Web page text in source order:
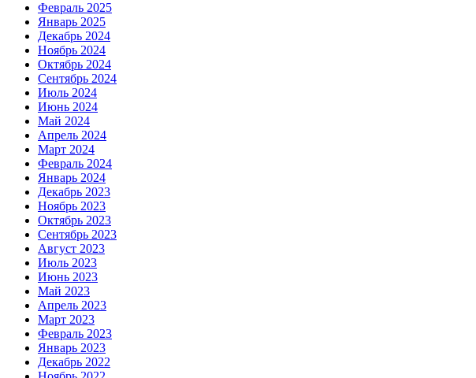
Февраль 2025
Январь 2025
Декабрь 2024
Ноябрь 2024
Октябрь 2024
Сентябрь 2024
Июль 2024
Июнь 2024
Май 2024
Апрель 2024
Март 2024
Февраль 2024
Январь 2024
Декабрь 2023
Ноябрь 2023
Октябрь 2023
Сентябрь 2023
Август 2023
Июль 2023
Июнь 2023
Май 2023
Апрель 2023
Март 2023
Февраль 2023
Январь 2023
Декабрь 2022